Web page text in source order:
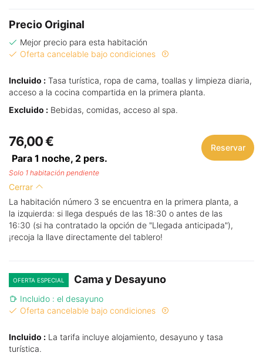
Precio Original
Mejor precio para esta habitación
Oferta cancelable bajo condiciones
Incluido : Tasa turística, ropa de cama, toallas y limpieza diaria,
acceso a la cocina compartida en la primera planta.
Excluido : Bebidas, comidas, acceso al spa.
76,00 €
Para 1 noche, 2 pers.
Reservar
Solo 1 habitación pendiente
Cerrar
La habitación número 3 se encuentra en la primera planta, a
la izquierda: si llega después de las 18:30 o antes de las
16:30 (si ha contratado la opción de "Llegada anticipada"),
¡recoja la llave directamente del tablero!
OFERTA ESPECIAL Cama y Desayuno
Incluido : el desayuno
Oferta cancelable bajo condiciones
Incluido : La tarifa incluye alojamiento, desayuno y tasa
turística.